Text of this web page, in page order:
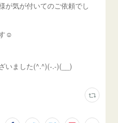
が気が付いてのご依頼でし
☺️
いました(^.^)(-.-)(__)